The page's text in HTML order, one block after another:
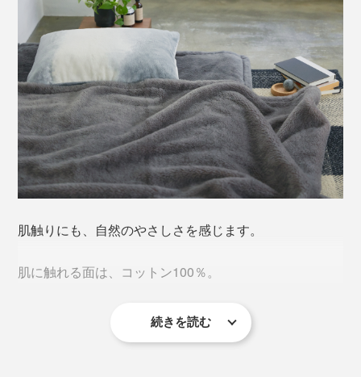
本品は、毛布の生地をそのまま、63×43cmのサイズに仕
立てたピローケースです。コットンのふんわりした感触
が、肌に気持ちいい。自然と眠気を誘います。
肌触りにも、自然のやさしさを感じます。
肌に触れる面は、コットン100％。
柔らかい毛並みをつくるために、仕上げの毛さばきやポ
続きを読む